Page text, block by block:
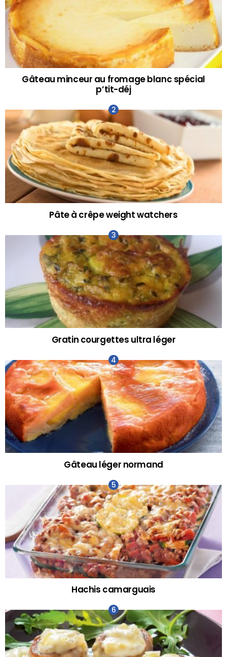
Gâteau minceur au fromage blanc spécial
p’tit-déj
Pâte à crêpe weight watchers
Gratin courgettes ultra léger
Gâteau léger normand
Hachis camarguais